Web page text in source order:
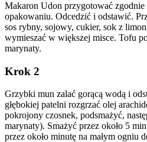
Makaron Udon przygotować zgodnie
opakowaniu. Odcedzić i odstawić.
sos rybny, sojowy, cukier, sok z
wymieszać w większej misce. Tofu
marynaty.
Krok 2
Grzybki mun zalać gorącą wodą i
głębokiej patelni rozgrzać olej
pokrojony czosnek, podsmażyć,
marynaty). Smażyć przez około 5
przez około minutę na małym ogniu